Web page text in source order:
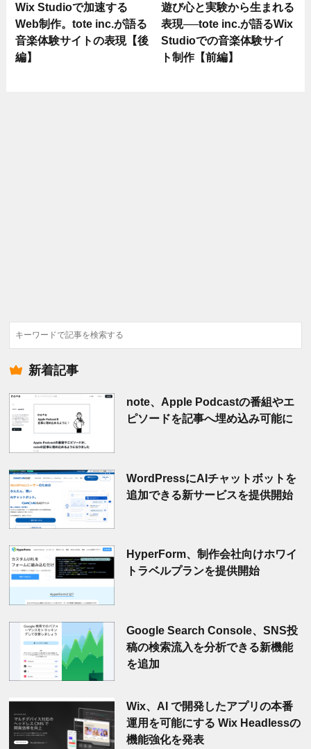
Wix Studioで加速する
Web制作。tote inc.が語る
音楽体験サイトの表現【後
編】
遊び心と実験から生まれる
表現──tote inc.が語るWix
Studioでの音楽体験サイ
ト制作【前編】
検
索
新着記事
note、Apple Podcastの番組やエ
ピソードを記事へ埋め込み可能に
WordPressにAIチャットボットを
追加できる新サービスを提供開始
HyperForm、制作会社向けホワイ
トラベルプランを提供開始
Google Search Console、SNS投
稿の検索流入を分析できる新機能
を追加
Wix、AI で開発したアプリの本番
運用を可能にする Wix Headlessの
機能強化を発表